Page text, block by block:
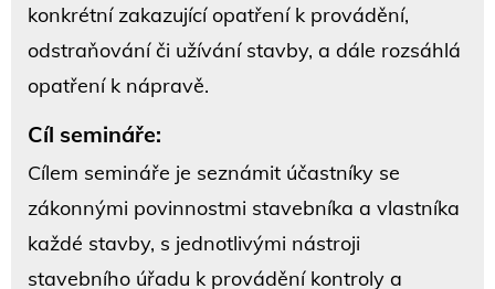
konkrétní zakazující opatření k provádění,
odstraňování či užívání stavby, a dále rozsáhlá
opatření k nápravě.
Cíl semináře:
Cílem semináře je seznámit účastníky se
zákonnými povinnostmi stavebníka a vlastníka
každé stavby, s jednotlivými nástroji
stavebního úřadu k provádění kontroly a